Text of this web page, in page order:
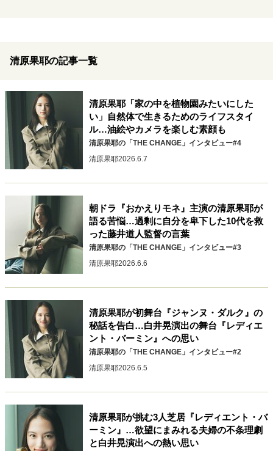
経営・ビジネス
リーダーの流儀 変革の原動力
次世代へのバトン
トップが描く未来
重圧との向き合い方
忘れられない言葉
10代・20代の土台
ライフスタイル・生き方
病が教えてくれたこと
移住という選択
熱狂できるもの
一生モノの愛用品
私を彩るエッセンス
60代のネクストステージ
70代のグランドデザイン
地域とつながる/お金との付き合い方
清原果耶の記事一覧
清原果耶「家の中を植物園みたいにした
い」自然体で生きるためのライフスタイ
ル…油絵やカメラを楽しむ素顔も
清原果耶の「THE CHANGE」インタビュー#4
清原果耶2026.6.7
朝ドラ『おかえりモネ』主演の清原果耶が
語る苦悩…過剰に自分を卑下した10代を救
った藤井道人監督の言葉
清原果耶の「THE CHANGE」インタビュー#3
清原果耶2026.6.6
清原果耶が初舞台『ジャンヌ・ダルク』の
秘話を告白…白井晃演出の舞台『レディエ
ント・バーミン』への思い
清原果耶の「THE CHANGE」インタビュー#2
清原果耶2026.6.5
清原果耶が挑む3人芝居『レディエント・バ
ーミン』…欲望にまみれる夫婦の不条理劇
と白井晃演出への熱い思い